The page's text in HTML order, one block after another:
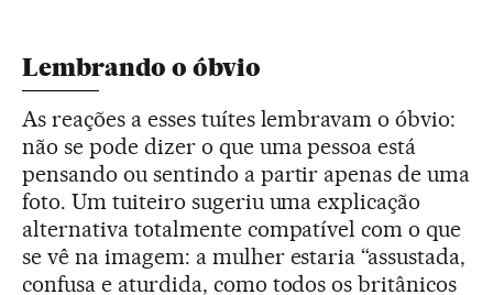
Lembrando o óbvio
As reações a esses tuítes lembravam o óbvio:
não se pode dizer o que uma pessoa está
pensando ou sentindo a partir apenas de uma
foto. Um tuiteiro sugeriu uma explicação
alternativa totalmente compatível com o que
se vê na imagem: a mulher estaria “assustada,
confusa e aturdida, como todos os britânicos